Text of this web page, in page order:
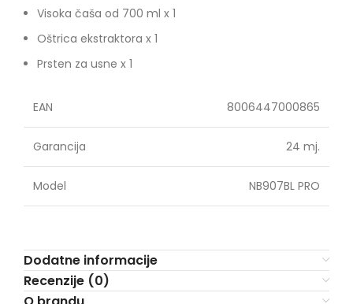
Visoka čaša od 700 ml x 1
Oštrica ekstraktora x 1
Prsten za usne x 1
EAN 8006447000865
Garancija 24 mj.
Model NB907BL PRO
Dodatne informacije
Recenzije (0)